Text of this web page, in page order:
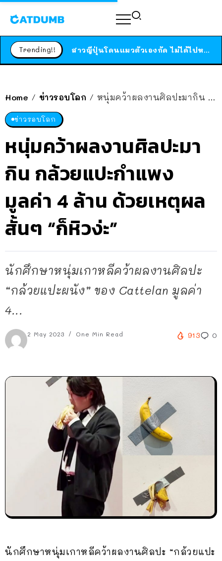
Trending!! ได้เวลาเด็กหนวดรวมตัว RF Online Next เปิดให้เล่นแล้ว เกม Sci-Fi MMORPG ระดับตำนาน เล่นได้ทั้งมือถือและ PC
Home / ข่าวรอบโลก / หนุ่มคว้าผลงานศิลปะมากิน กล้วยแปะกำแพง มูลค่า 4 ล้าน ด้วยเหตุผลสั้นๆ “ก็หิวง่ะ”
ข่าวรอบโลก
หนุ่มคว้าผลงานศิลปะมา
กิน กล้วยแปะกำแพง
มูลค่า 4 ล้าน ด้วยเหตุผล
สั้นๆ “ก็หิวง่ะ”
นักศึกษาหนุ่มเกาหลีคว้าผลงานศิลปะ
“กล้วยแปะผนัง” ของ Cattelan มูลค่า
4...
2 May 2023 One Min Read 913 0
นักศึกษาหนุ่มเกาหลีคว้าผลงานศิลปะ “กล้วยแปะ